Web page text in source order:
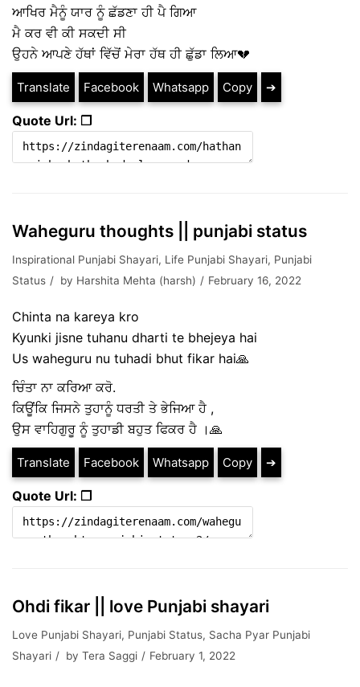
ਆਖਿਰ ਮੈਨੂੰ ਯਾਰ ਨੂੰ ਛੱਡਣਾ ਹੀ ਪੈ ਗਿਆ
ਮੈ ਕਰ ਵੀ ਕੀ ਸਕਦੀ ਸੀ
ਉਹਨੇ ਆਪਣੇ ਹੱਥਾਂ ਵਿੱਚੋਂ ਮੇਰਾ ਹੱਥ ਹੀ ਛੁੱਡਾ ਲਿਆ💔
Translate Facebook Whatsapp Copy ➔
Quote Url: ❐
Waheguru thoughts || punjabi status
Inspirational Punjabi Shayari, Life Punjabi Shayari, Punjabi
Status
by Harshita Mehta (harsh) February 16, 2022
Chinta na kareya kro
Kyunki jisne tuhanu dharti te bhejeya hai
Us waheguru nu tuhadi bhut fikar hai🙏
ਚਿੰਤਾ ਨਾ ਕਰਿਆ ਕਰੋ.
ਕਿਊਂਕਿ ਜਿਸਨੇ ਤੁਹਾਨੂੰ ਧਰਤੀ ਤੇ ਭੇਜਿਆ ਹੈ ,
ਉਸ ਵਾਹਿਗੁਰੂ ਨੂੰ ਤੁਹਾਡੀ ਬਹੁਤ ਫਿਕਰ ਹੈ ।🙏
Translate Facebook Whatsapp Copy ➔
Quote Url: ❐
Ohdi fikar || love Punjabi shayari
Love Punjabi Shayari, Punjabi Status, Sacha Pyar Punjabi
Shayari
by Tera Saggi February 1, 2022